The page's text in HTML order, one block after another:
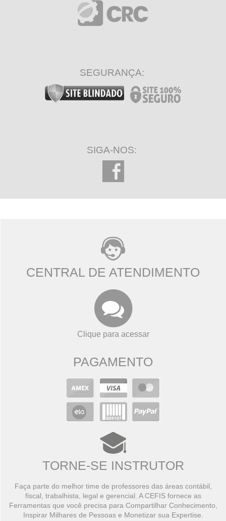
SEGURANÇA:
SIGA-NOS:
CENTRAL DE ATENDIMENTO
Clique para acessar
PAGAMENTO
TORNE-SE INSTRUTOR
Faça parte do melhor time de professores das áreas contábil,
fiscal, trabalhista, legal e gerencial. A CEFIS fornece as
Ferramentas que você precisa para Compartilhar Conhecimento,
Inspirar Milhares de Pessoas e Monetizar sua Expertise.